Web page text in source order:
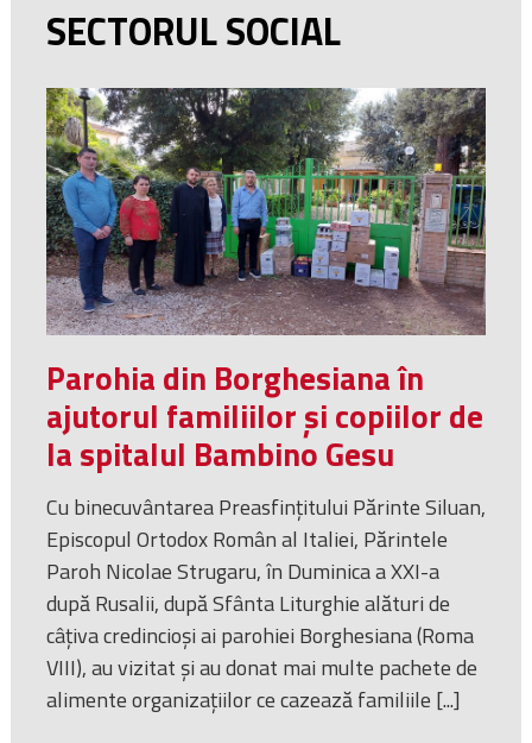
SECTORUL SOCIAL
Parohia din Borghesiana în
ajutorul familiilor și copiilor de
la spitalul Bambino Gesu
Cu binecuvântarea Preasfințitului Părinte Siluan,
Episcopul Ortodox Român al Italiei, Părintele
Paroh Nicolae Strugaru, în Duminica a XXI-a
după Rusalii, după Sfânta Liturghie alături de
câțiva credincioși ai parohiei Borghesiana (Roma
VIII), au vizitat și au donat mai multe pachete de
alimente organizațiilor ce cazează familiile [...]